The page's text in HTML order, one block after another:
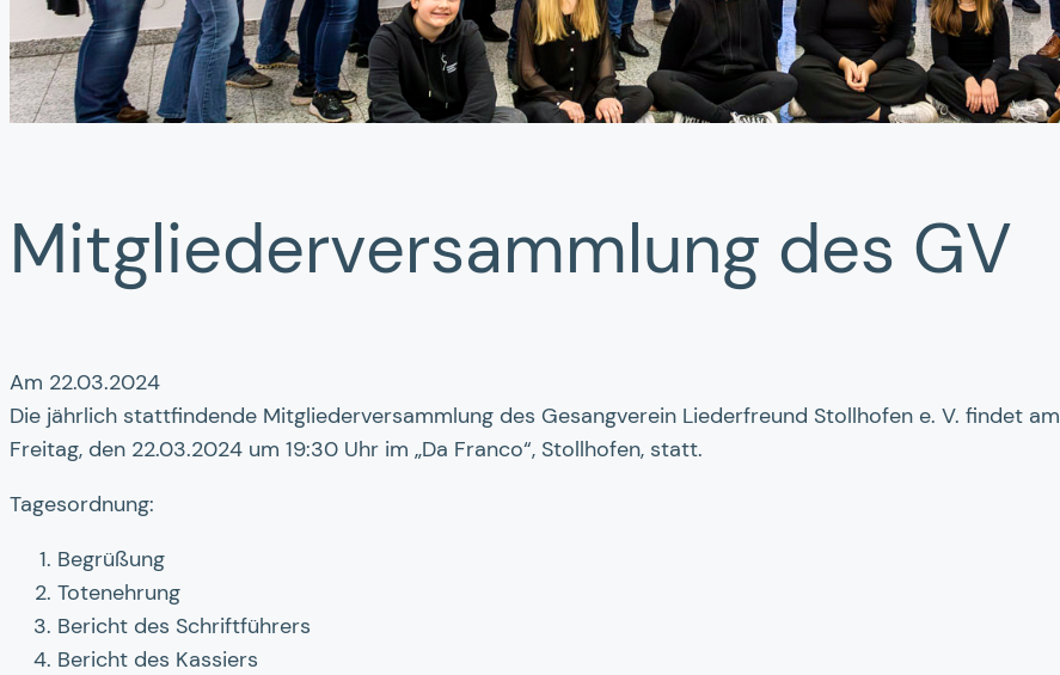
Mit­­glieder­versammlung des GV
Am 22.03.2024
Die jährlich stattfindende Mitgliederversammlung des Gesangverein Liederfreund Stollhofen e. V. findet am
Freitag, den 22.03.2024 um 19:30 Uhr im „Da Franco“, Stollhofen, statt.
Tagesordnung:
Begrüßung
Totenehrung
Bericht des Schriftführers
Bericht des Kassiers